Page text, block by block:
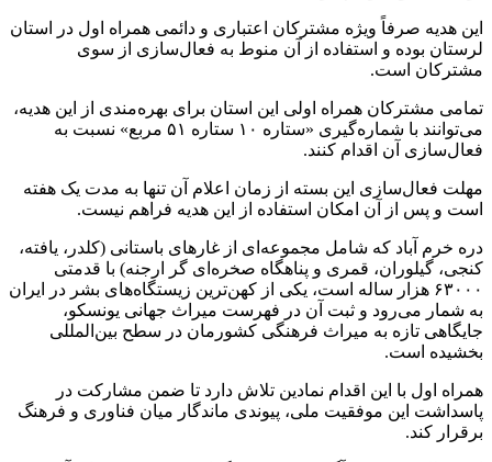
این هدیه صرفاً ویژه مشترکان اعتباری و دائمی همراه اول در استان
لرستان بوده و استفاده از آن منوط به فعال‌سازی از سوی
مشترکان است.
تمامی مشترکان همراه اولی این استان برای بهره‌مندی از این هدیه،
می‌توانند با شماره‌گیری «ستاره ۱۰ ستاره ۵۱ مربع» نسبت به
فعال‌سازی آن اقدام کنند.
مهلت فعال‌سازی این بسته از زمان اعلام آن تنها به مدت یک هفته
است و پس از آن امکان استفاده از این هدیه فراهم نیست.
دره خرم آباد که شامل مجموعه‌ای از غارهای باستانی (کلدر ، یافته،
کنجی، گیلوران، قمری و پناهگاه صخره‌ای گر
ارجنه) با قدمتی
۶۳۰۰۰ هزار ساله است، یکی از کهن‌ترین زیستگاه‌های بشر در ایران
به شمار می‌رود و ثبت آن در فهرست میراث جهانی یونسکو،
جایگاهی تازه به میراث فرهنگی کشورمان در سطح بین‌المللی
بخشیده است.
همراه اول با این اقدام نمادین تلاش دارد تا ضمن مشارکت در
پاسداشت این موفقیت ملی، پیوندی ماندگار میان فناوری و فرهنگ
برقرار کند.